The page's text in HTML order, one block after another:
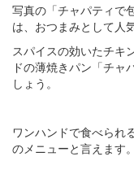
写真の「チャパティで
は、おつまみとして人
スパイスの効いたチキ
ドの薄焼きパン「チャ
しょう。
ワンハンドで食べられ
のメニューと言えます。